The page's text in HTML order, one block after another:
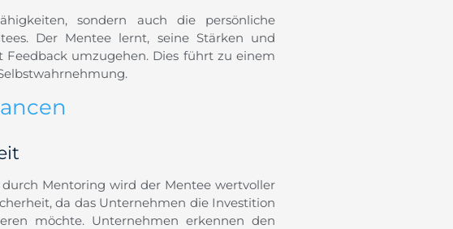
sondern auch die persönliche
Der Mentee lernt, seine Stärken und
umzugehen. Dies führt zu einem
Mentoring wird der Mentee wertvoller
da das Unternehmen die Investition
möchte. Unternehmen erkennen den